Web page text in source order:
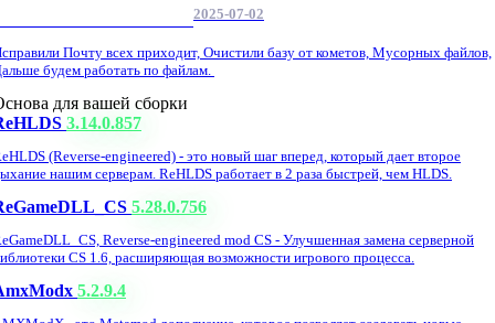
2025-07-02
Почту всех приходит, Очистили базу от кометов, Мусорных файлов,
будем работать по файлам.
для вашей сборки
3.14.0.857
(Reverse-engineered) - это новый шаг вперед, который дает второе
нашим серверам. ReHLDS работает в 2 раза быстрей, чем HLDS.
5.28.0.756
Reverse-engineered mod CS - Улучшенная замена серверной
CS 1.6, расширяющая возможности игрового процесса.
5.2.9.4